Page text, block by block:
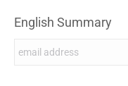
English Summary